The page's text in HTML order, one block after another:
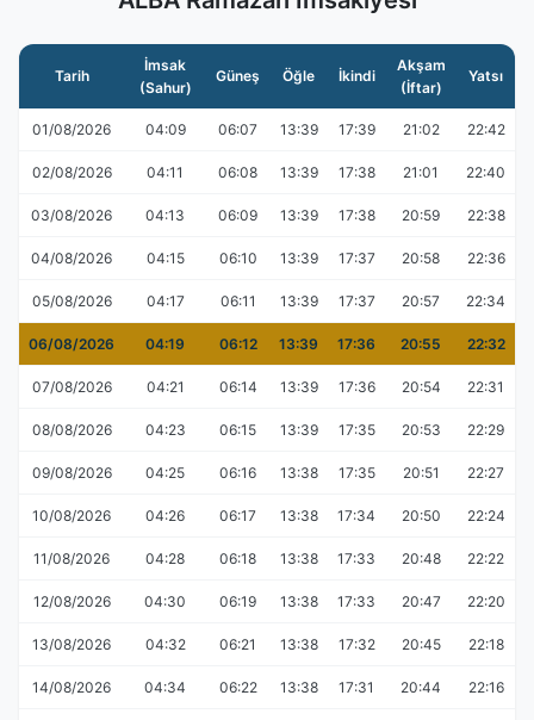
Tarih
İmsak
(Sahur)
Güneş Öğle İkindi
Akşam
(İftar)
Yatsı
01/08/2026 04:09 06:07 13:39 17:39 21:02 22:42
02/08/2026 04:11 06:08 13:39 17:38 21:01 22:40
03/08/2026 04:13 06:09 13:39 17:38 20:59 22:38
04/08/2026 04:15 06:10 13:39 17:37 20:58 22:36
05/08/2026 04:17 06:11 13:39 17:37 20:57 22:34
06/08/2026 04:19 06:12 13:39 17:36 20:55 22:32
07/08/2026 04:21 06:14 13:39 17:36 20:54 22:31
08/08/2026 04:23 06:15 13:39 17:35 20:53 22:29
09/08/2026 04:25 06:16 13:38 17:35 20:51 22:27
10/08/2026 04:26 06:17 13:38 17:34 20:50 22:24
11/08/2026 04:28 06:18 13:38 17:33 20:48 22:22
12/08/2026 04:30 06:19 13:38 17:33 20:47 22:20
13/08/2026 04:32 06:21 13:38 17:32 20:45 22:18
14/08/2026 04:34 06:22 13:38 17:31 20:44 22:16